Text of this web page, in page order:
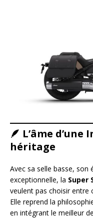
🪶 L’âme
héritage
Avec sa selle basse, son
exceptionnelle, la Super
veulent pas choisir entre
Elle reprend la
en intégrant le meilleur